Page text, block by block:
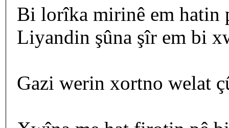
Bi lorîka mirinê em hatin
Liyandin şûna şîr em bi
Gazi werin xortno welat